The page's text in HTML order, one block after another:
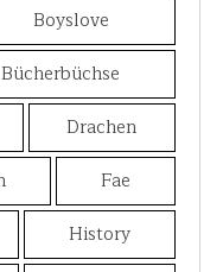
Boyslove
Bücherbüchse
Drachen
Fae
History